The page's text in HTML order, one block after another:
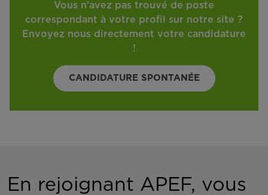
Vous n'avez pas trouvé de poste
correspondant à votre profil sur notre site ?
Envoyez nous directement votre candidature
!
CANDIDATURE SPONTANÉE
En rejoignant APEF, vous